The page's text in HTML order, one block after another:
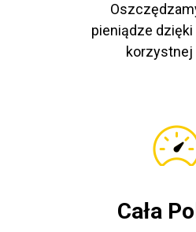
pieniądze
korzystnej
Cała